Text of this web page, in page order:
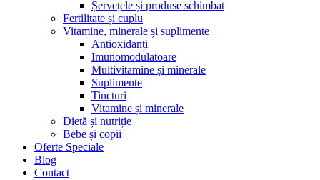
Șervețele și produse schimbat
Fertilitate și cuplu
Vitamine, minerale și suplimente
Antioxidanți
Imunomodulatoare
Multivitamine și minerale
Suplimente
Tincturi
Vitamine și minerale
Dietă și nutriție
Bebe și copii
Oferte Speciale
Blog
Contact